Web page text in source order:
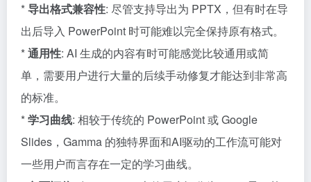
*导出格式兼容性: 尽管支持导出为 PPTX，但有时在导
出后导入 PowerPoint 时可能难以完全保持原有格式。
*通用性: AI 生成的内容有时可能感觉比较通用或简
单，需要用户进行大量的后续手动修复才能达到非常高
的标准。
*学习曲线: 相较于传统的 PowerPoint 或 Google
Slides，Gamma 的独特界面和AI驱动的工作流可能对
一些用户而言存在一定的学习曲线。